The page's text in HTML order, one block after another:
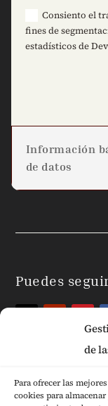
de
Para ofrecer las
cookies para
Consiento el
fines de
estadísticos de
Información
de datos
Puedes
Páginas